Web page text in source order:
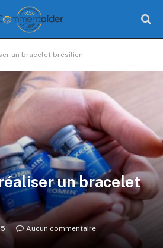
un bracelet brésilien
un bracelet
Aucun commentaire